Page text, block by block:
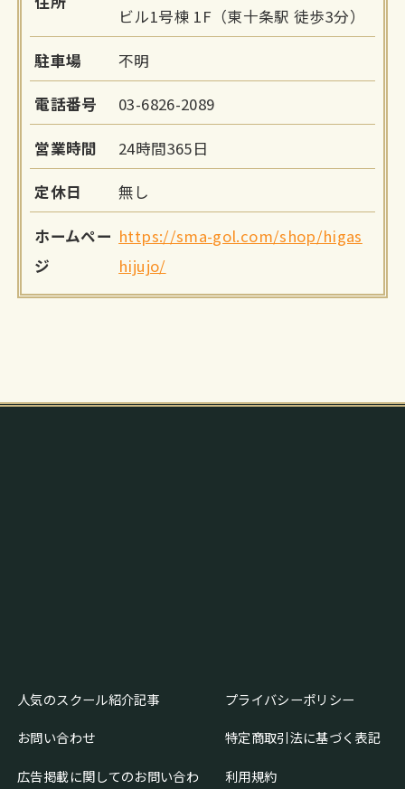
ビル1号棟 1F（東十条駅 徒歩3分）
駐車場 不明
電話番号 03-6826-2089
営業時間 24時間365日
定休日 無し
ホームペー
ジ
https://sma-gol.com/shop/higas
hijujo/
人気のスクール紹介記事
お問い合わせ
広告掲載に関してのお問い合わ
プライバシーポリシー
特定商取引法に基づく表記
利用規約